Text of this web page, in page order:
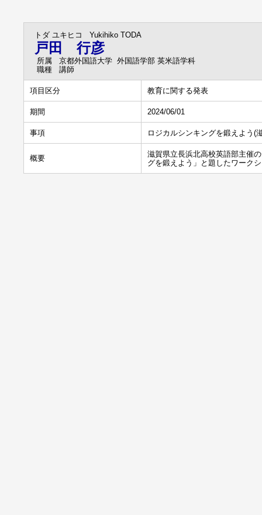
トダ ユキヒコ Yukihiko TODA
戸田 行彦
所属
京都外国語大学 外国語学部 英米語学科
職種
講師
項目区分 教育に関する発表
期間 2024/06/01
事項 ロジカルシンキングを鍛えよう(
概要
滋賀県立長浜北高校英語部主催
グを鍛えよう」と題したワーク